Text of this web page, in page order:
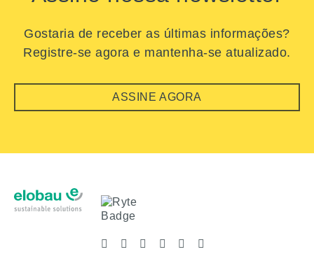
Gostaria de receber as últimas informações?
Registre-se agora e mantenha-se atualizado.
ASSINE AGORA